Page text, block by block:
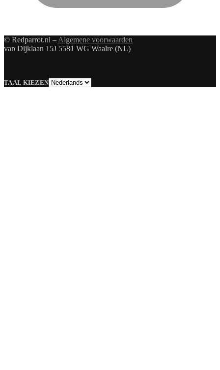
© Redparrot.nl – Algemene voorwaarden
van Dijklaan 15J 5581 WG Waalre (NL)
TAAL KIEZENTaal